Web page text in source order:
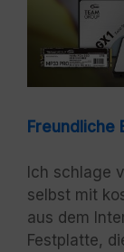
Freundliche
Ich schlage
selbst mit
aus dem
Festplatte,